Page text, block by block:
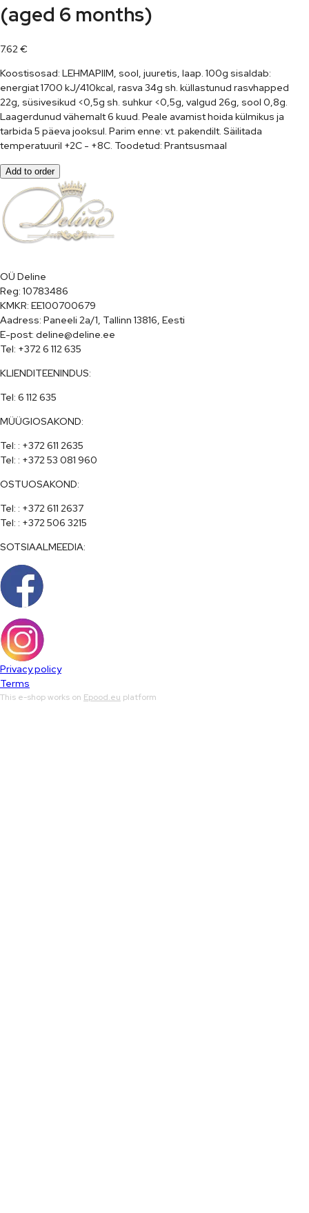
(aged 6 months)
7.62€
Koostisosad: LEHMAPIIM, sool, juuretis, laap. 100g sisaldab:
energiat 1700 kJ/410kcal, rasva 34g sh. küllastunud rasvhapped
22g, süsivesikud <0,5g sh. suhkur <0,5g, valgud 26g, sool 0,8g.
Laagerdunud vähemalt 6 kuud. Peale avamist hoida külmikus ja
tarbida 5 päeva jooksul. Parim enne: v.t. pakendilt. Säilitada
temperatuuril +2C - +8C. Toodetud: Prantsusmaal
Add to order
OÜ Deline
Reg: 10783486
KMKR: EE100700679
Aadress: Paneeli 2a/1, Tallinn 13816, Eesti
E-post: deline@deline.ee
Tel: +372 6 112 635
KLIENDITEENINDUS:
Tel: 6 112 635
MÜÜGIOSAKOND:
Tel: : +372 611 2635
Tel: : +372 53 081 960
OSTUOSAKOND:
Tel: : +372 611 2637
Tel: : +372 506 3215
SOTSIAALMEEDIA:
Privacy policy
Terms
This e-shop works on Epood.eu platform